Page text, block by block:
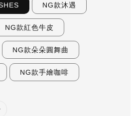
NG款沐遇
NG款紅色牛皮
NG款朵朵圓舞曲
NG款手繪咖啡